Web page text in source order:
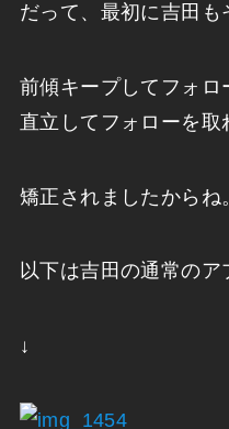
だって、最初に吉田も
前傾キープしてフォロ
直立してフォローを取
矯正されましたからね
以下は吉田の通常のア
↓